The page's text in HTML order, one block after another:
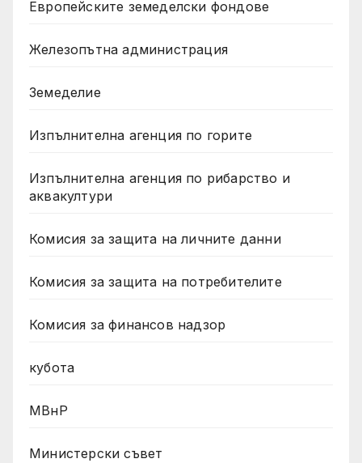
Европейските земеделски фондове
Железопътна администрация
Земеделие
Изпълнителна агенция по горите
Изпълнителна агенция по рибарство и
аквакултури
Комисия за защита на личните данни
Комисия за защита на потребителите
Комисия за финансов надзор
кубота
МВнР
Министерски съвет